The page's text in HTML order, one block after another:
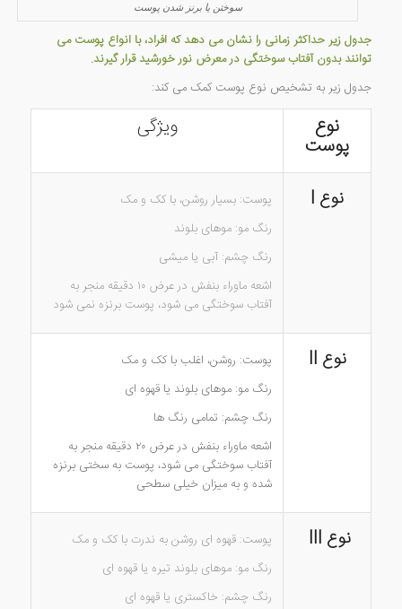
سوختن یا برنز شدن پوست
جدول زیر حداکثر زمانی را نشان می دهد که افراد، با انواع پوست می
توانند بدون آفتاب سوختگی در معرض نور خورشید قرار گیرند.
جدول زیر به تشخیص نوع پوست کمک می کند:
ویژگی نوع
پوست
پوست: بسیار روشن، با کک و مک
رنگ مو: موهای بلوند
رنگ چشم: آبی یا میشی
اشعه ماوراء بنفش در عرض ۱۰ دقیقه منجر به
آفتاب سوختگی می شود، پوست برنزه نمی شود
I نوع
پوست: روشن، اغلب با کک و مک
رنگ مو: موهای بلوند یا قهوه ای
رنگ چشم: تمامی رنگ ها
اشعه ماوراء بنفش در عرض ۲۰ دقیقه منجر به
آفتاب سوختگی می شود، پوست به سختی برنزه
شده و به میزان خیلی سطحی
II نوع
پوست: قهوه ای روشن به ندرت با کک و مک
رنگ مو: موهای بلوند تیره یا قهوه ای
رنگ چشم: خاکستری یا قهوه ای
III نوع